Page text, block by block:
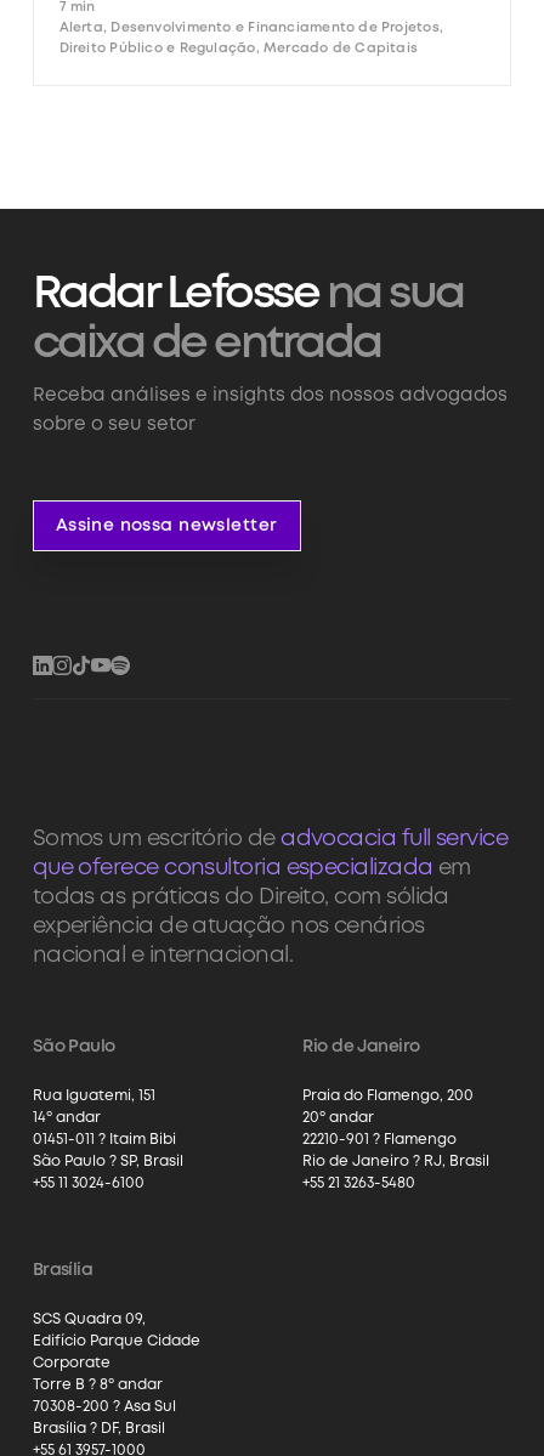
7 min
Alerta, Desenvolvimento e Financiamento de Projetos,
Direito Público e Regulação, Mercado de Capitais
Radar Lefossena sua
caixa de entrada
Receba análises e insights dos nossos advogados
sobre o seu setor
Assine nossa newsletter
Somos um escritório de advocacia full service
que oferece consultoria especializada em
todas as práticas do Direito, com sólida
experiência de atuação nos cenários
nacional e internacional.
São Paulo
Rua Iguatemi, 151
14º andar
01451-011 ? Itaim Bibi
São Paulo ? SP, Brasil
+55 11 3024-6100
Rio de Janeiro
Praia do Flamengo, 200
20º andar
22210-901 ? Flamengo
Rio de Janeiro ? RJ, Brasil
+55 21 3263-5480
Brasília
SCS Quadra 09,
Edifício Parque Cidade
Corporate
Torre B ? 8º andar
70308-200 ? Asa Sul
Brasília ? DF, Brasil
+55 61 3957-1000